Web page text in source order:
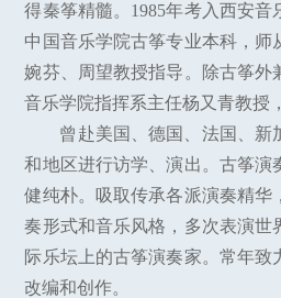
得秦筝精髓。1985年考入西安音
中国音乐学院古筝专业本科，师
婉芬、周望教授指导。除古筝外
音乐学院指挥系主任杨又青教授
曾赴美国、德国、法国、新
和地区进行访学、演出。古筝演
健纯朴。吸取传承各派演奏精华
奏形式和音乐风格，多次表演世
际乐坛上的古筝演奏家。常年致
改编和创作。